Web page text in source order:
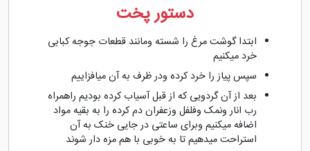
دستور پخت
ابتدا گوشت مرغ را شسته ومانند قطعات جوجه کبابی
خرد میکنیم
سپس پیاز را خرد کرده ودر ظرف به آن میافزاییم
بعد از آن گردویی که از قبل آسیاب کرده بودیم راهمراه
رب انار ونمک وفلفل وزعفران دم کرده را به بقیه مواد
اضافه میکنیم وبرای ساعتی در جایی خنک به آن
استراحت میدهیم تا به خوبی با هم مزه دار شوند